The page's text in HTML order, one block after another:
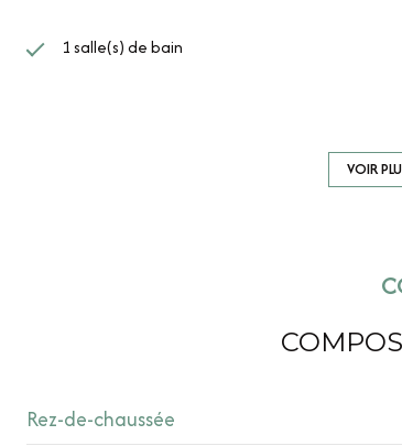
1 salle(s) de bain
Chauffage individuel : radiateur (electrique)
VOIR
Rez-de-chaussée